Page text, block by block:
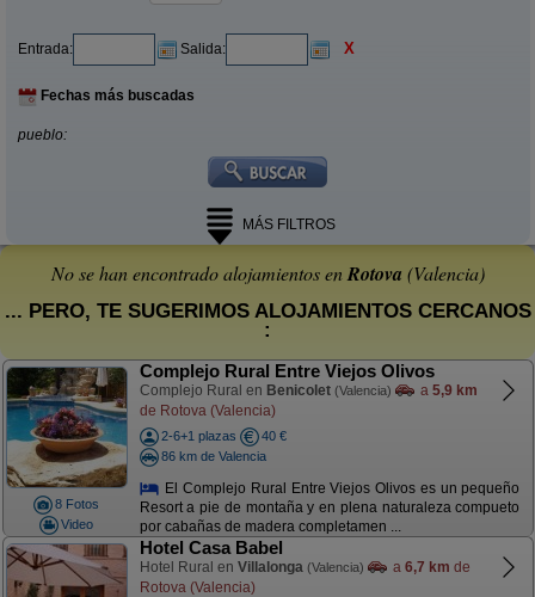
Entrada: Salida: X
Fechas más buscadas
pueblo:
MÁS FILTROS
No se han encontrado alojamientos enRotova (Valencia)
... PERO, TE SUGERIMOS ALOJAMIENTOS CERCANOS
:
8 Fotos
Video
Complejo Rural Entre Viejos Olivos
Complejo Rural en Benicolet (Valencia) a 5,9 km
de Rotova (Valencia)
2-6+1 plazas
40 €
86 km de Valencia
El Complejo Rural Entre Viejos Olivos es un pequeño
Resort a pie de montaña y en plena naturaleza compueto
por cabañas de madera completamen ...
Hotel Casa Babel
Hotel Rural en Villalonga (Valencia) a 6,7 km de
Rotova (Valencia)